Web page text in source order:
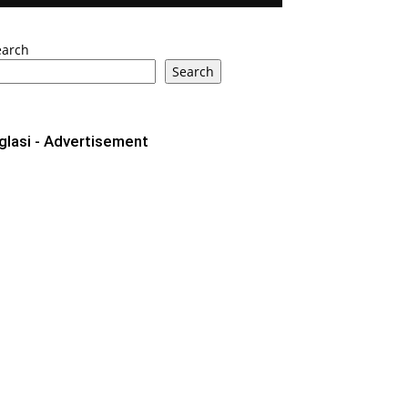
Search
- Advertisement